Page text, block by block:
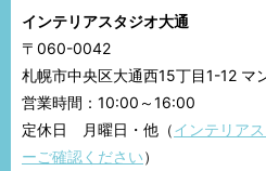
インテリアスタジオ大通
〒060-0042
札幌市中央区大通西15丁目1-12 マ
営業時間：10:00～16:00
定休日 月曜日・他（インテリア
ーご確認ください）